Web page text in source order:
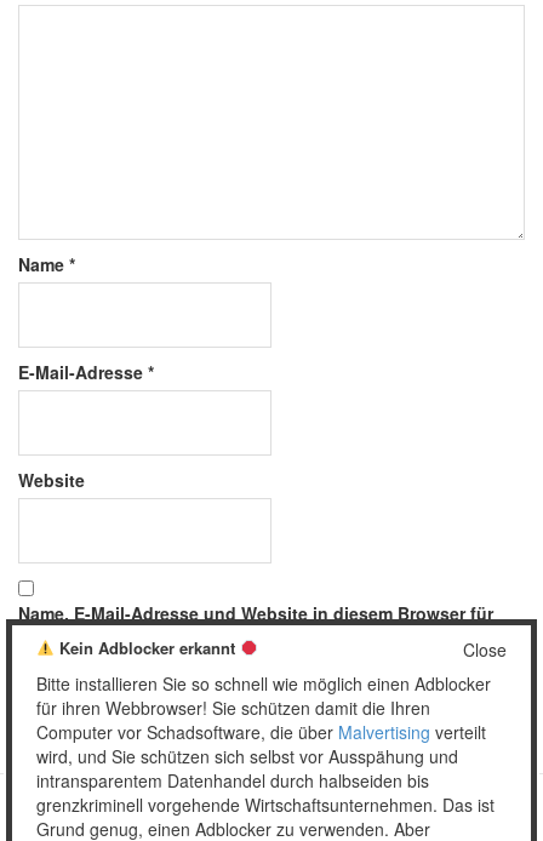
Name *
E-Mail-Adresse *
Website
Name, E-Mail-Adresse und Website in diesem Browser für
meinen nächsten Kommentar speichern.
Copyright © 2026 Unser täglich Spam.
Close
Kein Adblocker erkannt
Bitte installieren Sie so schnell wie möglich einen Adblocker
für ihren Webbrowser! Sie schützen damit die Ihren
Computer vor Schadsoftware, die über Malvertising verteilt
wird, und Sie schützen sich selbst vor Ausspähung und
intransparentem Datenhandel durch halbseiden bis
grenzkriminell vorgehende Wirtschaftsunternehmen. Das ist
Grund genug, einen Adblocker zu verwenden. Aber